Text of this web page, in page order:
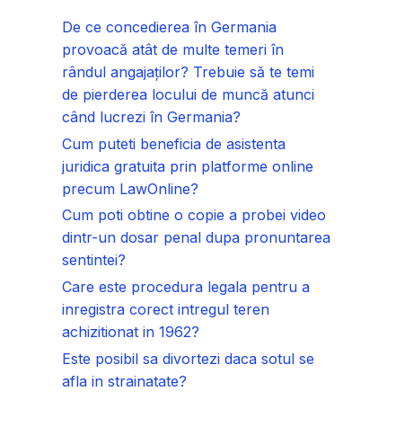
De ce concedierea în Germania
provoacă atât de multe temeri în
rândul angajaților? Trebuie să te temi
de pierderea locului de muncă atunci
când lucrezi în Germania?
Cum puteti beneficia de asistenta
juridica gratuita prin platforme online
precum LawOnline?
Cum poti obtine o copie a probei video
dintr-un dosar penal dupa pronuntarea
sentintei?
Care este procedura legala pentru a
inregistra corect intregul teren
achizitionat in 1962?
Este posibil sa divortezi daca sotul se
afla in strainatate?